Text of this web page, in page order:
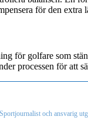
för den extra
för golfare som
processen för att
Sportjournalist och ansvarig